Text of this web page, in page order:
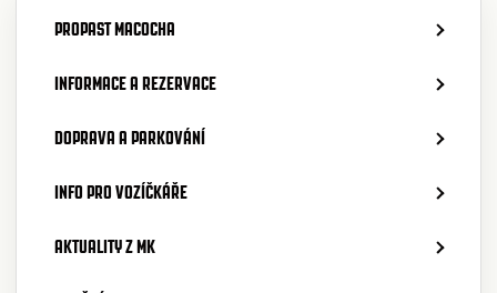
PROPAST MACOCHA
INFORMACE A REZERVACE
DOPRAVA A PARKOVÁNÍ
INFO PRO VOZÍČKÁŘE
AKTUALITY Z MK